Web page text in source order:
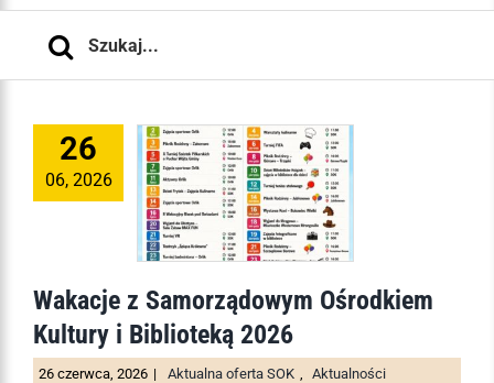
26
06, 2026
Wakacje z Samorządowym Ośrodkiem
Kultury i Biblioteką 2026
26 czerwca, 2026 | Aktualna oferta SOK Aktualności